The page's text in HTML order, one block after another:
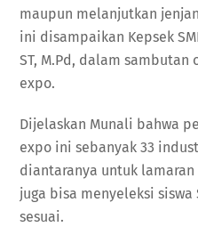
maupun melanjutkan
ini disampaikan Kepsek
ST, M.Pd, dalam
expo.
Dijelaskan Munali bahwa
expo ini sebanyak 33
diantaranya untuk
juga bisa menyeleksi siswa
sesuai.